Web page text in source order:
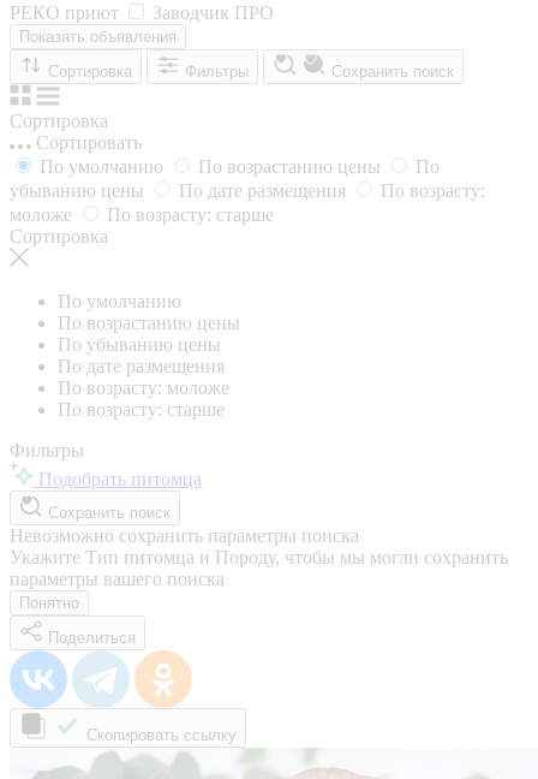
РЕКО приют
Заводчик ПРО
Показать объявления
Сортировка
Фильтры Сохранить поиск
Сортировка
Сортировать
По умолчанию
По возрастанию цены
По
убыванию цены
По дате размещения
По возрасту:
моложе
По возрасту: старше
Сортировка
По умолчанию
По возрастанию цены
По убыванию цены
По дате размещения
По возрасту: моложе
По возрасту: старше
Фильтры
Подобрать питомца
Сохранить поиск
Невозможно сохранить параметры поиска
Укажите Тип питомца и Породу, чтобы мы могли сохранить
параметры вашего поиска
Понятно
Поделиться
Скопировать ссылку